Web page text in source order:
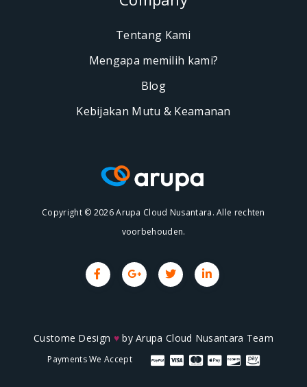
Tentang Kami
Mengapa memilih kami?
Blog
Kebijakan Mutu & Keamanan
Copyright © 2026 Arupa Cloud Nusantara. Alle rechten
voorbehouden.
Custome Design ♥byArupa Cloud Nusantara Team
Payments We Accept